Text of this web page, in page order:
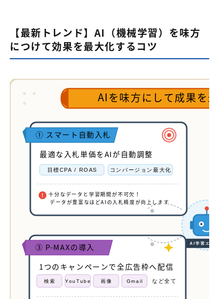
【最新トレンド】AI（機械学習）を味方
につけて効果を最大化するコツ
AIを味方にして成果を
AI学習エン
① スマート自動入札
最適な入札単価をAIが自動調整
目標CPA / ROAS コンバージョン最大化
! 十分なデータと学習期間が不可欠！
データが豊富なほどAIの入札精度が向上します
③ P-MAXの導入
1つのキャンペーンで全広告枠へ配信
検索 YouTube 画像 Gmail など全て